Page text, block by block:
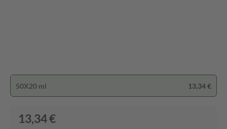
50X20 ml 13,34 €
13,34 €